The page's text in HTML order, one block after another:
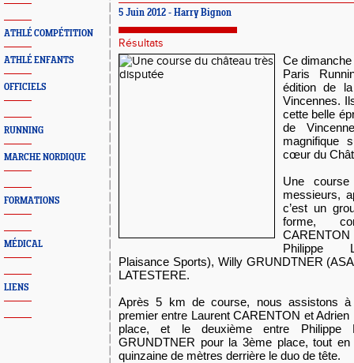
ATHLÉ COMPÉTITION
ATHLÉ ENFANTS
OFFICIELS
RUNNING
MARCHE NORDIQUE
FORMATIONS
MÉDICAL
LIENS
5 Juin 2012 - Harry Bignon
Résultats
Ce
Paris
édition de
Vincennes.
cette belle
de
magnifique
cœur du
Une
messieurs,
c’est un
forme,
Philippe
Plaisance Sports), Willy GRUNDTNER
LATESTERE.
Après 5 km de course, nous assistons
premier entre Laurent CARENTON et
place, et le deuxième entre
GRUNDTNER pour la 3ème place, tout
quinzaine de mètres derrière le duo de tête.